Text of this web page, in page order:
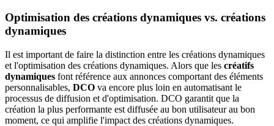
Optimisation des créations dynamiques vs. créations
dynamiques
Il est important de faire la distinction entre les créations dynamiques
et l'optimisation des créations dynamiques. Alors que les créatifs
dynamiques font référence aux annonces comportant des éléments
personnalisables, DCO va encore plus loin en automatisant le
processus de diffusion et d'optimisation. DCO garantit que la
création la plus performante est diffusée au bon utilisateur au bon
moment, ce qui amplifie l'impact des créations dynamiques.